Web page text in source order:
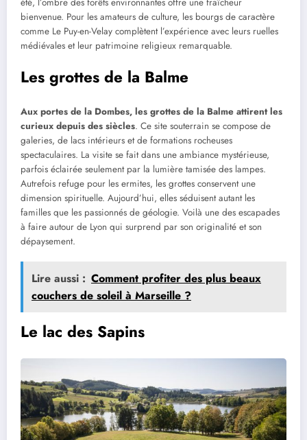
bienvenue. Pour les amateurs de culture, les bourgs de caractère
comme Le Puy-en-Velay complètent l’expérience avec leurs ruelles
médiévales et leur patrimoine religieux remarquable.
Les grottes de la Balme
Aux portes de la Dombes, les grottes de la Balme attirent les
curieux depuis des siècles. Ce site souterrain se compose de
galeries, de lacs intérieurs et de formations rocheuses
spectaculaires. La visite se fait dans une ambiance mystérieuse,
parfois éclairée seulement par la lumière tamisée des lampes.
Autrefois refuge pour les ermites, les grottes conservent une
dimension spirituelle. Aujourd’hui, elles séduisent autant les
familles que les passionnés de géologie. Voilà une des escapades
à faire autour de Lyon qui surprend par son originalité et son
dépaysement.
Lire aussi : Comment profiter des plus beaux
couchers de soleil à Marseille ?
Le lac des Sapins